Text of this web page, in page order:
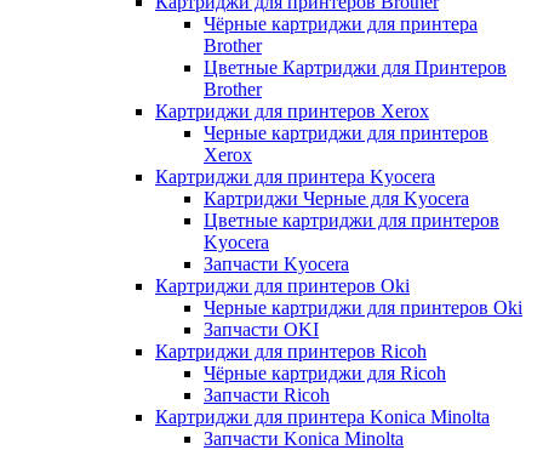
Чёрные картриджи для принтера
Brother
Цветные Картриджи для Принтеров
Brother
Картриджи для принтеров Xerox
Черные картриджи для принтеров
Xerox
Картриджи для принтера Kyocera
Картриджи Черные для Kyocera
Цветные картриджи для принтеров
Kyocera
Запчасти Kyocera
Картриджи для принтеров Oki
Черные картриджи для принтеров Oki
Запчасти OKI
Картриджи для принтеров Ricoh
Чёрные картриджи для Ricoh
Запчасти Ricoh
Картриджи для принтера Konica Minolta
Запчасти Koniсa Minolta